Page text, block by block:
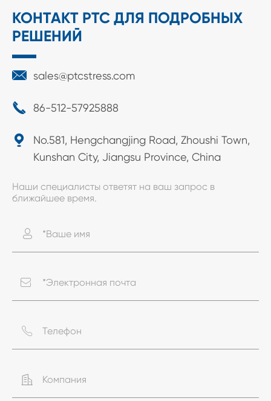
КОНТАКТ PTC ДЛЯ ПОДРОБНЫХ
РЕШЕНИЙ
 sales@ptcstress.com
 86-512-57925888

No.581, Hengchangjing Road, Zhoushi Town,
Kunshan City, Jiangsu Province, China
Наши специалисты ответят на ваш запрос в
ближайшее время.



